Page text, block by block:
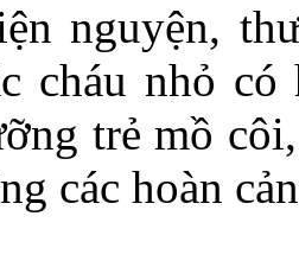
nguyện,
cháu nhỏ
trẻ mồ
các hoàn